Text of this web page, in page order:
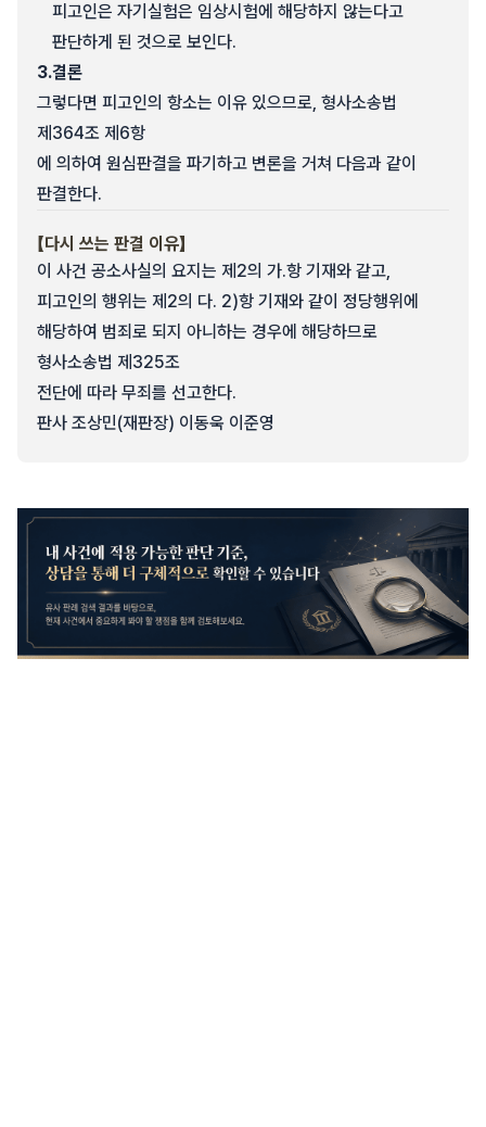
피고인은 자기실험은 임상시험에 해당하지 않는다고
판단하게 된 것으로 보인다.
3.결론
그렇다면 피고인의 항소는 이유 있으므로, 형사소송법
제364조 제6항
에 의하여 원심판결을 파기하고 변론을 거쳐 다음과 같이
판결한다.
【다시 쓰는 판결 이유】
이 사건 공소사실의 요지는 제2의 가.항 기재와 같고,
피고인의 행위는 제2의 다. 2)항 기재와 같이 정당행위에
해당하여 범죄로 되지 아니하는 경우에 해당하므로
형사소송법 제325조
전단에 따라 무죄를 선고한다.
판사 조상민(재판장) 이동욱 이준영